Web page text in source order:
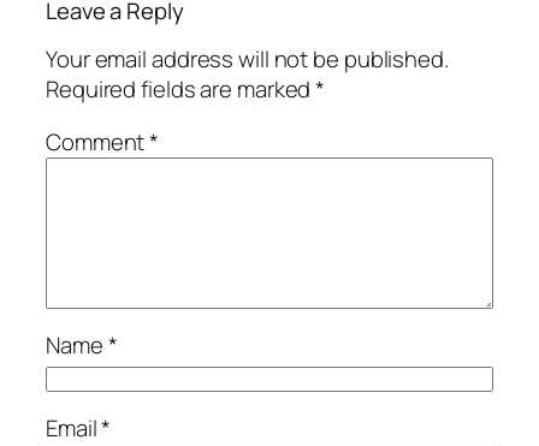
Leave a Reply
Your email address will not be published.
Required fields are marked*
Comment*
Name*
Email*